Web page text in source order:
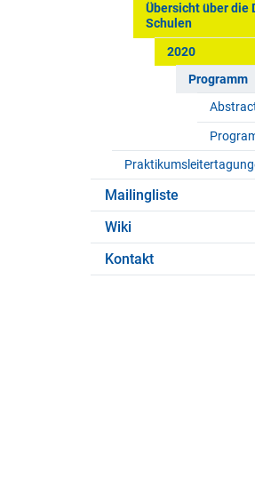
Übersicht über die
Schulen
2020
Programm
Mailingliste
Wiki
Kontakt